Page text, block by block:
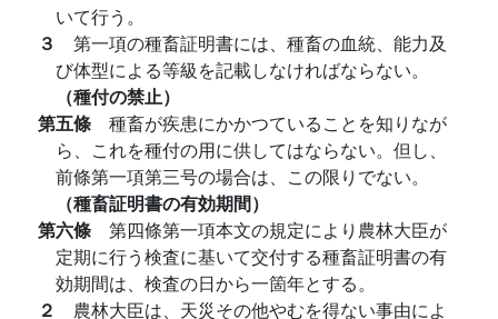
いて行う。
３ 第一項の種畜証明書には、種畜の血統、能力及
び体型による等級を記載しなければならない。
（種付の禁止）
第五條 種畜が疾患にかかつていることを知りなが
ら、これを種付の用に供してはならない。但し、
前條第一項第三号の場合は、この限りでない。
（種畜証明書の有効期間）
第六條 第四條第一項本文の規定により農林大臣が
定期に行う検査に基いて交付する種畜証明書の有
効期間は、検査の日から一箇年とする。
２ 農林大臣は、天災その他やむを得ない事由によ